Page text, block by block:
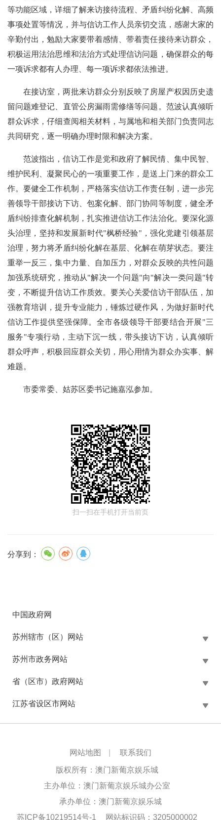
等功能区域，详细了解来访接待流程、矛盾纠纷化解、高频
事项处置等情况，并与信访工作人员亲切交流，感谢大家的
辛勤付出，勉励大家要带着感情、带着责任接待来访群众，
积极运用法治思维和法治方式处理信访问题，确保群众的每
一项诉求都有人办理、每一项诉求都依法推进。
在接访室，两批来访群众分别反映了房屋产权因历史遗
留问题难登记、直管公房漏雨需修缮等问题。范波认真倾听
群众诉求，仔细查阅相关材料，与属地和相关部门负责同志
共同研究，逐一明确办理时限和解决方案。
范波指出，信访工作是党和政府了解民情、集中民智、
维护民利、凝聚民心的一项重要工作，是送上门来的群众工
作。要健全工作机制，严格落实信访工作责任制，进一步完
善领导干部接访下访、包案化解、部门协同等制度，健全矛
盾纠纷排查化解机制，扎实推进信访工作法治化。要深化源
头治理，坚持和发展新时代"枫桥经验"，强化党建引领基层
治理，努力将矛盾纠纷化解在基层、化解在萌芽状态。要注
重举一反三，集中力量、自加压力，对群众反映的共性问题
加强系统研究，推动从"解决一个问题"向"解决一类问题"转
变，不断提升信访工作质效。要关心关爱信访干部队伍，加
强教育培训，提升专业能力，锤炼过硬作风，为做好新时代
信访工作提供坚强保障。全市各级领导干部要结合开展"三
服务"专项行动，主动下沉一线，带头接访下访，认真倾听
群众呼声，积极回应群众关切，用心用情为群众办实事、解
难题。
市委常委、姑苏区委书记施嘉泓参加。
扫一扫在手机打开当前页
分享到：
中国政府网
苏州辖市（区）网站
苏州市政务网站
省（区市）政府网站
江苏省设区市网站
网站地图 联系我们
版权所有：澳门新葡京娱乐城
主办单位：澳门新葡京娱乐城办公室
承办单位：澳门新葡京娱乐城
苏ICP备10219514号-1
网站标识码：3205000002